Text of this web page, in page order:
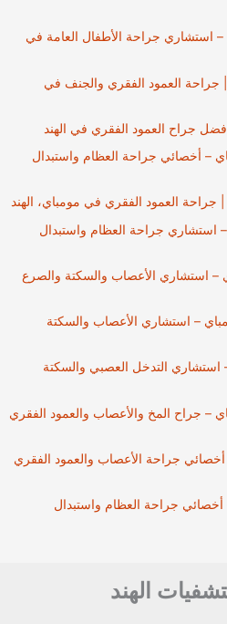
– استشاري جراحة الأطفال العامة في
| جراحة العمود الفقري والجنف في
جراح العمود الفقري في الهند
– أخصائي جراحة العظام واستبدال
العمود الفقري في مومباي، الهند
استشاري جراحة العظام واستبدال
– استشاري الأعصاب والسكتة والصرع
– استشاري الأعصاب والسكتة
التدخل العصبي والسكتة
– جراح المخ والأعصاب والعمود الفقري
أخصائي جراحة الأعصاب والعمود الفقري
جراحة العظام واستبدال
الهند